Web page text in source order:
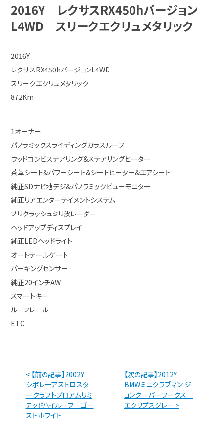
2016Y レクサスRX450hバージョン
L4WD スリークエクリュメタリック
2016Y
レクサスRX450hバージョンL4WD
スリークエクリュメタリック
872Km
1オーナー
パノラミックスライディングガラスルーフ
ウッドコンビステアリング&ステアリングヒーター
茶革シート&パワーシート&シートヒーター&エアシート
純正SDナビ地デジ&パノラミックビューモニター
純正リアエンターテイメントシステム
プリクラッシュミリ波レーダー
ヘッドアップディスプレイ
純正LEDヘッドライト
オートテールゲート
パーキングセンサー
純正20インチAW
スマートキー
ルーフレール
ETC
< 【前の記事】2002Y
シボレーアストロスタ
ークラフトブロアムリミ
テッドハイルーフ ゴー
ストホワイト
【次の記事】2012Y
BMWミニクラブマン ジ
ョンクーパーワークス
エクリプスグレー >